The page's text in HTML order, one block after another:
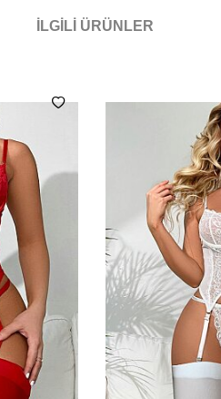
İLGILI ÜRÜNLER